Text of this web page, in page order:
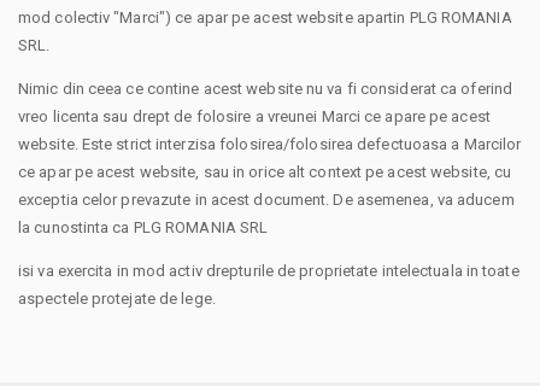
mod colectiv "Marci") ce apar pe acest website apartin PLG ROMANIA
SRL.
Nimic din ceea ce contine acest website nu va fi considerat ca oferind
vreo licenta sau drept de folosire a vreunei Marci ce apare pe acest
website. Este strict interzisa folosirea/folosirea defectuoasa a Marcilor
ce apar pe acest website, sau in orice alt context pe acest website, cu
exceptia celor prevazute in acest document. De asemenea, va aducem
la cunostinta ca PLG ROMANIA SRL
isi va exercita in mod activ drepturile de proprietate intelectuala in toate
aspectele protejate de lege.